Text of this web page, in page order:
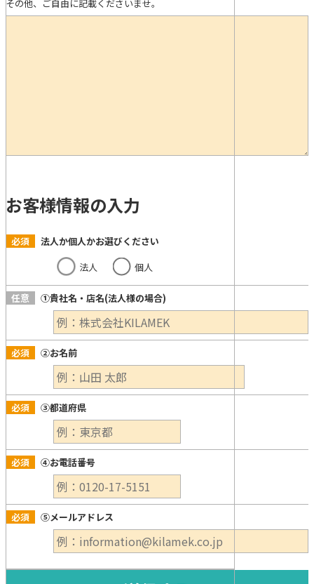
その他、ご自由に記載くださいませ。
お客様情報の入力
必須
法人か個人かお選びください
法人
個人
任意 ①貴社名・店名(法人様の場合)
必須 ②お名前
必須 ③都道府県
必須 ④お電話番号
必須 ⑤メールアドレス